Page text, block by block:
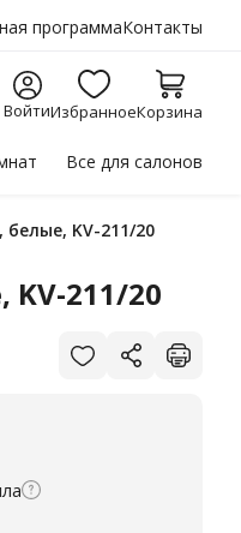
программаКонтакты
ВойтиИзбранноеКорзина
Все для салонов
KV-211/20
211/20